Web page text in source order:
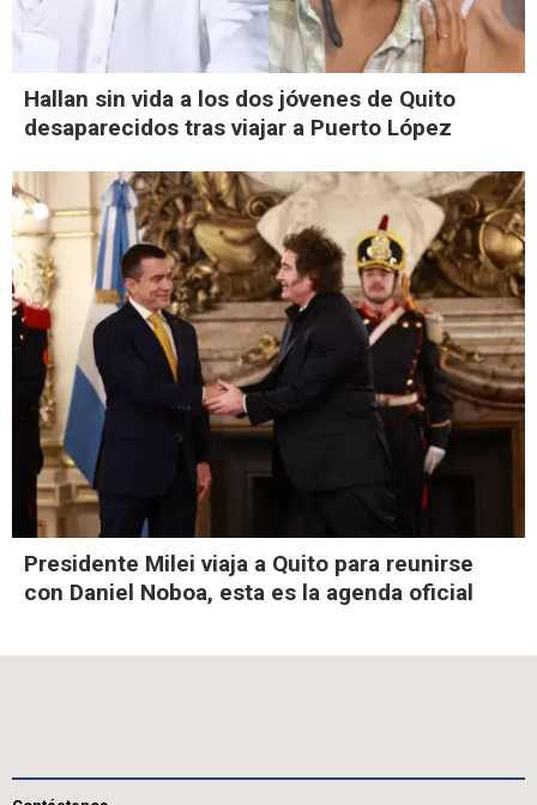
Hallan sin vida a los dos jóvenes de Quito
desaparecidos tras viajar a Puerto López
Presidente Milei viaja a Quito para reunirse
con Daniel Noboa, esta es la agenda oficial